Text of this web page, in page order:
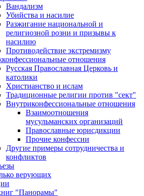
Вандализм
Убийства и насилие
Разжигание национальной и
религиозной розни и призывы к
насилию
Противодействие экстремизму
отношения
Русская Православная Церковь и
католики
Христианство и ислам
Традиционные религии против "сект"
Внутриконфессиональные отношения
Взаимоотношения
мусульманских организаций
Православные юрисдикции
Прочие конфессии
Другие примеры сотрудничества и
конфликтов
верующих
"Панорамы"